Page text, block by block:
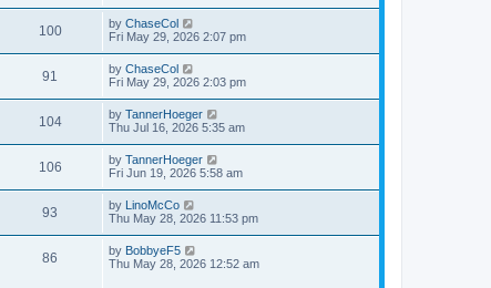
100 by ChaseCol
Fri May 29, 2026 2:07 pm
91 by ChaseCol
Fri May 29, 2026 2:03 pm
104 by TannerHoeger
Thu Jul 16, 2026 5:35 am
106 by TannerHoeger
Fri Jun 19, 2026 5:58 am
93 by LinoMcCo
Thu May 28, 2026 11:53 pm
86 by BobbyeF5
Thu May 28, 2026 12:52 am